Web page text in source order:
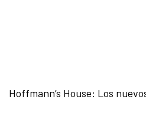
Hoffmann’s House: Los